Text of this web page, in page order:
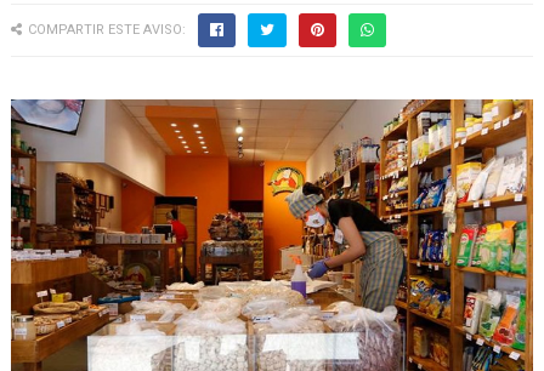
COMPARTIR ESTE AVISO: